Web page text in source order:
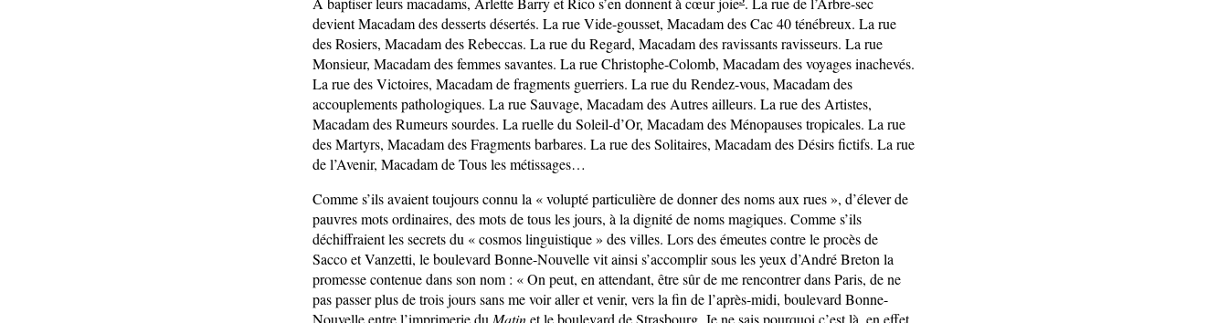
devient Macadam des desserts désertés. La rue Vide-gousset, Macadam des Cac 40 ténébreux. La rue
des Rosiers, Macadam des Rebeccas. La rue du Regard, Macadam des ravissants ravisseurs. La rue
Monsieur, Macadam des femmes savantes. La rue Christophe-Colomb, Macadam des voyages inachevés.
La rue des Victoires, Macadam de fragments guerriers. La rue du Rendez-vous, Macadam des
accouplements pathologiques. La rue Sauvage, Macadam des Autres ailleurs. La rue des Artistes,
Macadam des Rumeurs sourdes. La ruelle du Soleil-d’Or, Macadam des Ménopauses tropicales. La rue
des Martyrs, Macadam des Fragments barbares. La rue des Solitaires, Macadam des Désirs fictifs. La rue
de l’Avenir, Macadam de Tous les métissages…
Comme s’ils avaient toujours connu la « volupté particulière de donner des noms aux rues », d’élever de
pauvres mots ordinaires, des mots de tous les jours, à la dignité de noms magiques. Comme s’ils
déchiffraient les secrets du « cosmos linguistique » des villes. Lors des émeutes contre le procès de
Sacco et Vanzetti, le boulevard Bonne-Nouvelle vit ainsi s’accomplir sous les yeux d’André Breton la
promesse contenue dans son nom : « On peut, en attendant, être sûr de me rencontrer dans Paris, de ne
pas passer plus de trois jours sans me voir aller et venir, vers la fin de l’après-midi, boulevard Bonne-
Nouvelle entre l’imprimerie du Matin et le boulevard de Strasbourg. Je ne sais pourquoi c’est là, en effet,